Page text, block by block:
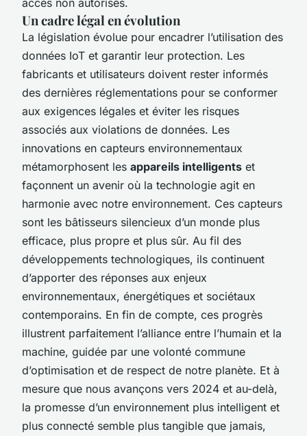
Un cadre légal en évolution
La législation évolue pour encadrer l’utilisation des
données IoT et garantir leur protection. Les
fabricants et utilisateurs doivent rester informés
des dernières réglementations pour se conformer
aux exigences légales et éviter les risques
associés aux violations de données. Les
innovations en capteurs environnementaux
métamorphosent les appareils intelligents et
façonnent un avenir où la technologie agit en
harmonie avec notre environnement. Ces capteurs
sont les bâtisseurs silencieux d’un monde plus
efficace, plus propre et plus sûr. Au fil des
développements technologiques, ils continuent
d’apporter des réponses aux enjeux
environnementaux, énergétiques et sociétaux
contemporains. En fin de compte, ces progrès
illustrent parfaitement l’alliance entre l’humain et la
machine, guidée par une volonté commune
d’optimisation et de respect de notre planète. Et à
mesure que nous avançons vers 2024 et au-delà,
la promesse d’un environnement plus intelligent et
plus connecté semble plus tangible que jamais,